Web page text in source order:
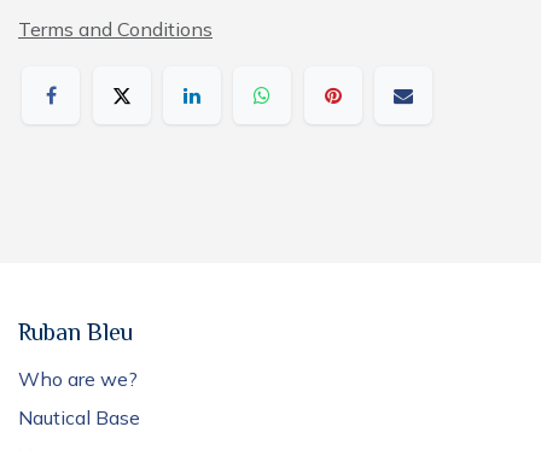
Terms and Conditions
Ruban Bleu
Who are we?
Nautical Base